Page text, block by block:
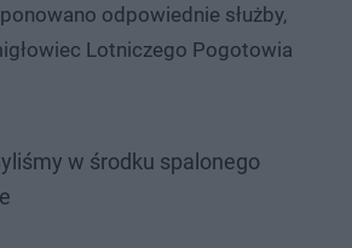
odpowiednie służby,
Lotniczego Pogotowia
w środku spalonego